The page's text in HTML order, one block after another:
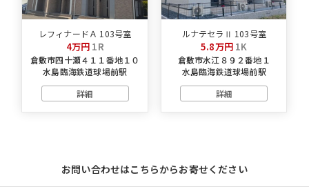
レフィナードＡ 103号室
4万円 1R
倉敷市四十瀬４１１番地１０
水島臨海鉄道球場前駅
詳細
ルナテセラⅡ 103号室
5.8万円 1K
倉敷市水江８９２番地１
水島臨海鉄道球場前駅
詳細
お問い合わせはこちらからお寄せください